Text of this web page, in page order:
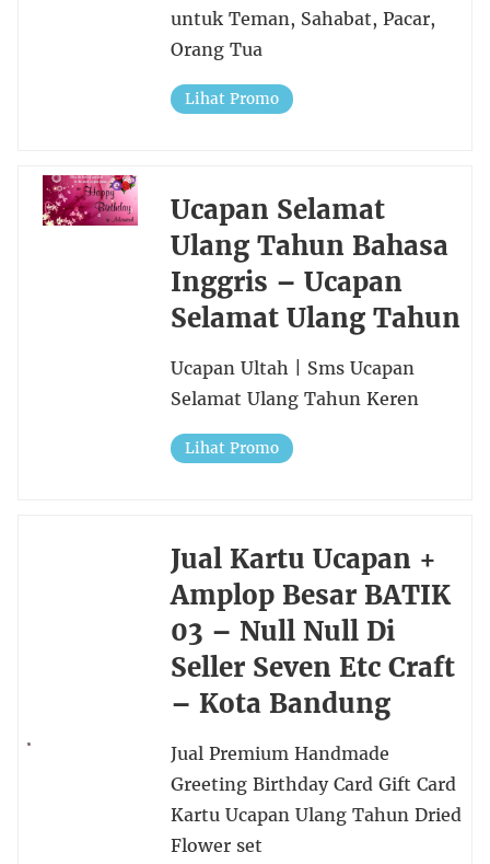
untuk Teman, Sahabat, Pacar,
Orang Tua
Lihat Promo
Ucapan Selamat
Ulang Tahun Bahasa
Inggris – Ucapan
Selamat Ulang Tahun
Ucapan Ultah | Sms Ucapan
Selamat Ulang Tahun Keren
Lihat Promo
Jual Kartu Ucapan +
Amplop Besar BATIK
03 – Null Null Di
Seller Seven Etc Craft
– Kota Bandung
Jual Premium Handmade
Greeting Birthday Card Gift Card
Kartu Ucapan Ulang Tahun Dried
Flower set